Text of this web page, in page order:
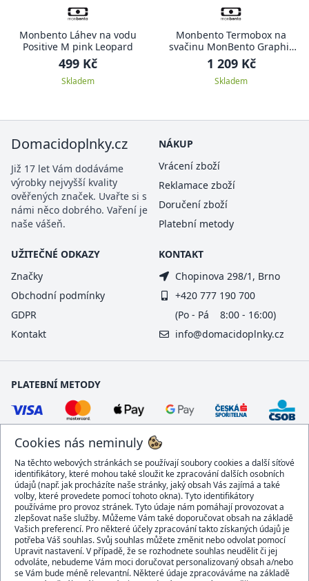
Monbento Láhev na vodu
Positive M pink Leopard
499 Kč
Skladem
Monbento Termobox na
svačinu MonBento Graphic
Plume, krémová
1 209 Kč
Skladem
Cookies nás neminuly
Na těchto webových stránkách se používají soubory cookies a další síťové
identifikátory, které mohou také sloužit ke zpracování dalších osobních
údajů (např. jak procházíte naše stránky, jaký obsah Vás zajímá a také
volby, které provedete pomocí tohoto okna). Tyto identifikátory
používáme pro provoz stránek. Tyto údaje nám pomáhají provozovat a
zlepšovat naše služby. Můžeme Vám také doporučovat obsah na základě
Vašich preferencí. Pro některé účely zpracování takto získaných údajů je
potřeba Váš souhlas. Svůj souhlas můžete změnit nebo odvolat pomocí
Upravit nastavení. V případě, že se rozhodnete souhlas neudělit či jej
odvoláte, nebudeme Vám moci doručovat personalizovaný obsah a/nebo
se Vám bude méně relevantní. Některé údaje zpracováváme na základě
Domacidoplnky.cz
Již 17 let Vám dodáváme
výrobky nejvyšší kvality
ověřených značek. Uvařte si s
námi něco dobrého. Vaření je
naše vášeň.
NÁKUP
Vrácení zboží
Reklamace zboží
Doručení zboží
Platební metody
UŽITEČNÉ ODKAZY
Značky
Obchodní podmínky
GDPR
Kontakt
KONTAKT
Chopinova 298/1, Brno
+420 777 190 700
(Po - Pá 8:00 - 16:00)
info@domacidoplnky.cz
PLATEBNÍ METODY
DOPRAVCI
BEZPEČNÝ OBCHOD